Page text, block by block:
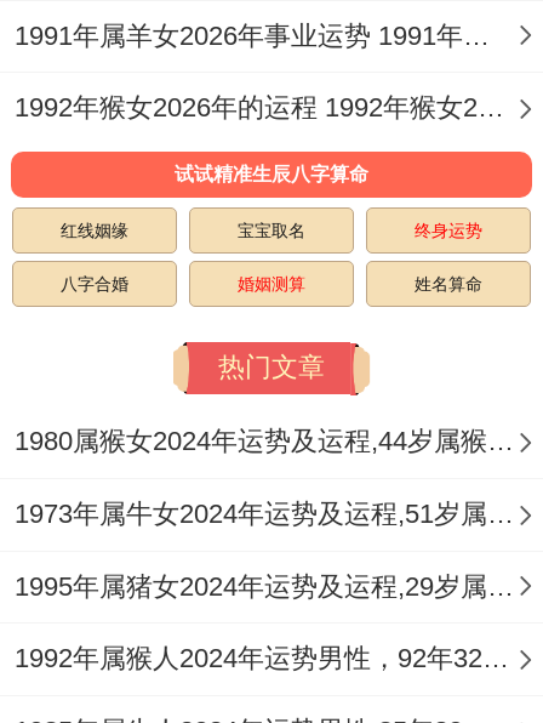
害及无端是非，健康上需注意、「病符」 星
二、事业运程：怎样在烈火战场中脱颖而
驿马星动是今年事业运的绝对话题。这颗星
曜代表着岗位变动，工作地点迁移、频繁出
物流，互联网、***业务的属猴男极为有利，
的展现容易与规则，上级（官星）产生摩
擦，需谨言慎行，避免因言获咎或因技术，
机遇源于「动」，主动寻求外派，驻守分公
1991年属羊女2026年事业运势 1991年属羊女戴什么能转运
1992年猴女2026年的运程 1992年猴女2026年运势完整版
试试精准生辰八字算命
红线姻缘 宝宝取名 终身运势
八字合婚 婚姻测算 姓名算命
热门文章
1980属猴女2024年运势及运程,44岁属猴人2024全年每月运势女性如何
1973年属牛女2024年运势及运程,51岁属牛人2024全年每月运势女性如何
1995年属猪女2024年运势及运程,29岁属猪人2024全年每月运势女性如何
1992年属猴人2024年运势男性，92年32岁属猴男2024年每月运程怎么样